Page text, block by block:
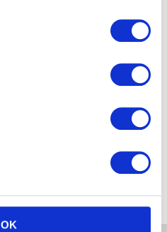
OK
25X GRATIS BABYDOZEN,
ZWANGERSCHAPSBOXEN EN
HET GRATIS BLIJE DOOS